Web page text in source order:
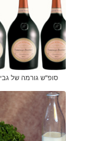
סופ"ש גורמה של